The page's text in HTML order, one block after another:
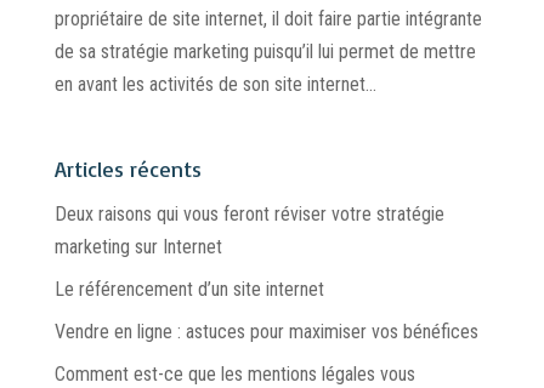
propriétaire de site internet, il doit faire partie intégrante
de sa stratégie marketing puisqu’il lui permet de mettre
en avant les activités de son site internet...
Articles récents
Deux raisons qui vous feront réviser votre stratégie
marketing sur Internet
Le référencement d’un site internet
Vendre en ligne : astuces pour maximiser vos bénéfices
Comment est-ce que les mentions légales vous